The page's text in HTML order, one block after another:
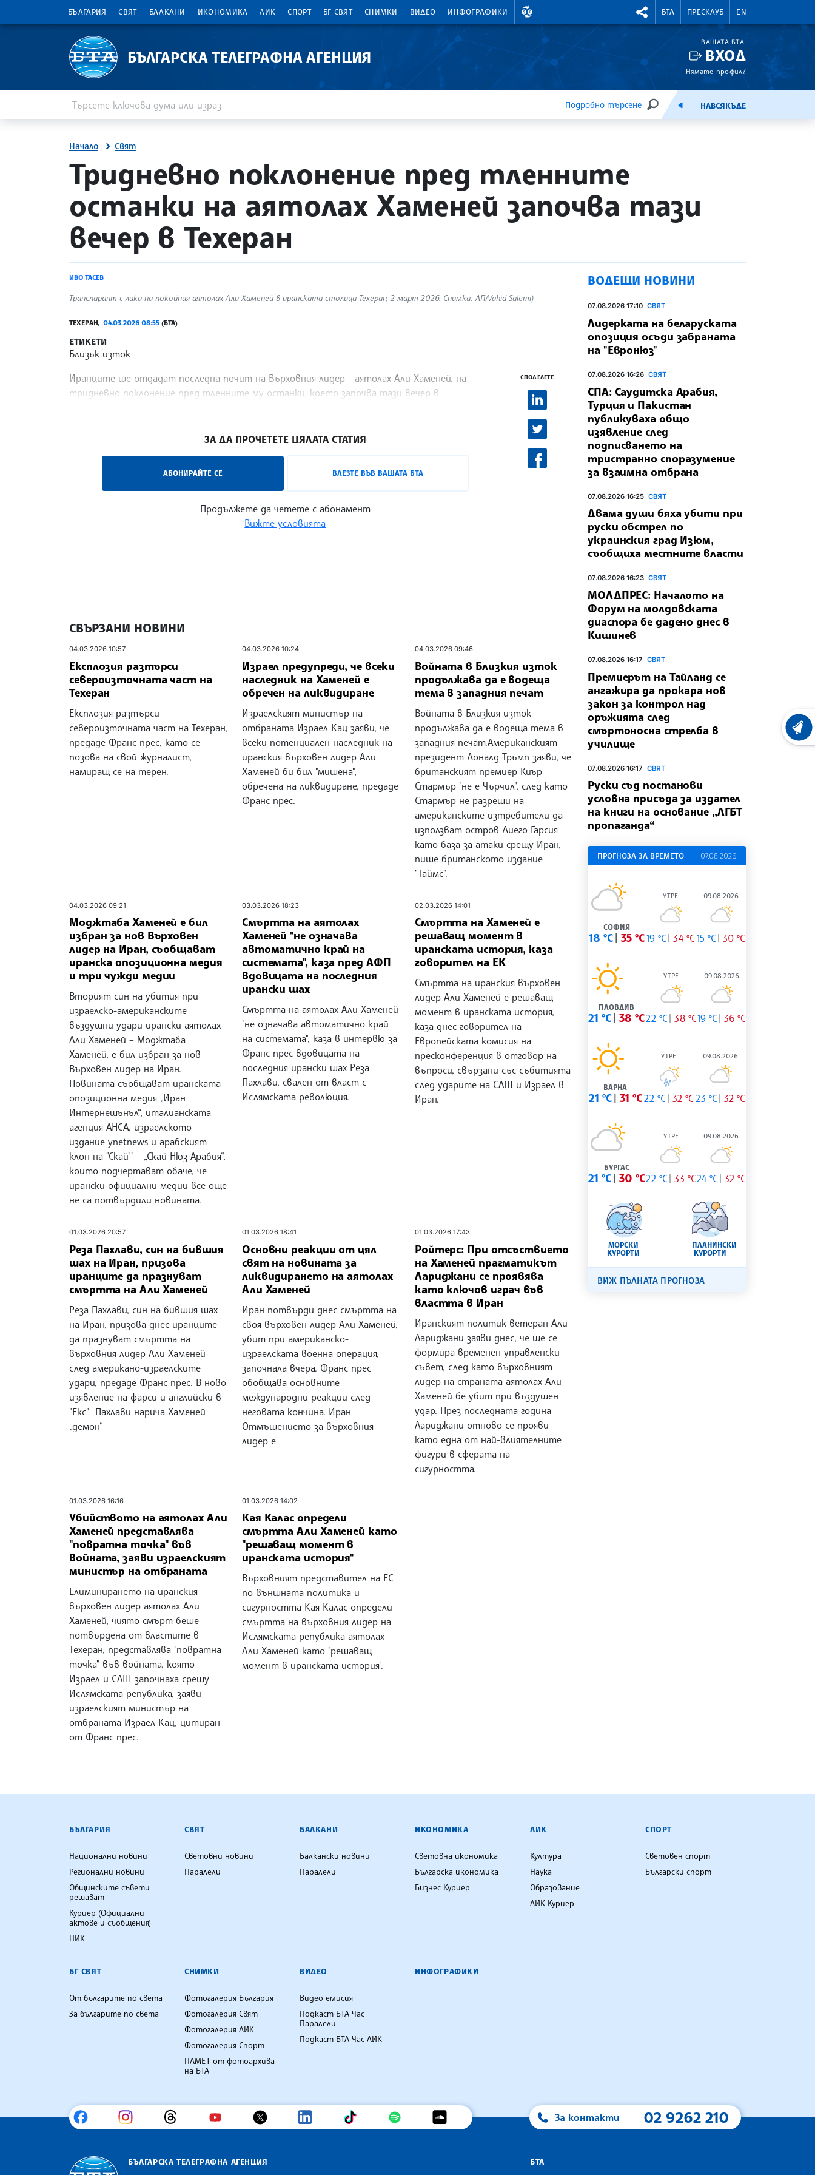
БЪЛГАРИЯ СВЯТ БАЛКАНИ ИКОНОМИКА ЛИК СПОРТ БГ СВЯТ СНИМКИ ВИДЕО ИНФОГРАФИКИ
ВАЛУТНИ КУРСОВЕ RIGHTMENU.SOCIAL
БТА ПРЕСКЛУБ EN
БЪЛГАРСКА ТЕЛЕГРАФНА АГЕНЦИЯ
ВАШАТА БТА
ВХОД
Нямате профил?
Подробно търсене
ТЪРСЕНЕЕМИСИЯНАВСЯКЪДЕ
Начало Свят
site.bta
Тридневно поклонение пред тленните
останки на аятолах Хаменей започва тази
вечер в Техеран
ИВО ТАСЕВ
Транспарант с лика на покойния аятолах Али Хаменей в иранската столица Техеран, 2 март 2026. Снимка: АП/Vahid Salemi)
ТЕХЕРАН, 04.03.2026 08:55 (БТА)
ЕТИКЕТИ
Близък изток
Иранците ще отдадат последна почит на Върховния лидер - аятолах Али Хаменей, на
тридневно поклонение пред тленните му останки, което започва тази вечер в
ЗА ДА ПРОЧЕТЕТЕ ЦЯЛАТА СТАТИЯ
АБОНИРАЙТЕ СЕ ВЛЕЗТЕ ВЪВ ВАШАТА БТА
Продължете да четете с абонамент
Вижте условията
СПОДЕЛЕТЕ
СВЪРЗАНИ НОВИНИ
04.03.2026 10:57
Експлозия разтърси
североизточната част на
Техеран
Експлозия разтърси
североизточната част на Техеран,
предаде Франс прес, като се
позова на свой журналист,
намиращ се на терен.
04.03.2026 10:24
Израел предупреди, че всеки
наследник на Хаменей е
обречен на ликвидиране
Израелският министър на
отбраната Израел Кац заяви, че
всеки потенциален наследник на
иранския върховен лидер Али
Хаменей би бил "мишена",
обречена на ликвидиране, предаде
Франс прес.
04.03.2026 09:46
Войната в Близкия изток
продължава да е водеща
тема в западния печат
Войната в Близкия изток
продължава да е водеща тема в
западния печат.Американският
президент Доналд Тръмп заяви, че
британският премиер Киър
Стармър "не е Чърчил", след като
Стармър не разреши на
американските изтребители да
използват остров Диего Гарсия
като база за атаки срещу Иран,
пише британското издание
"Таймс".
04.03.2026 09:21
Моджтаба Хаменей е бил
избран за нов Върховен
лидер на Иран, съобщават
иранска опозиционна медия
и три чужди медии
Вторият син на убития при
израелско-американските
въздушни удари ирански аятолах
Али Хаменей – Моджтаба
Хаменей, е бил избран за нов
Върховен лидер на Иран.
Новината съобщават иранската
опозиционна медия „Иран
Интернешънъл“, италианската
агенция АНСА, израелското
издание ynetnews и арабският
клон на "Скай"" - „Скай Нюз Арабия“,
които подчертават обаче, че
ирански официални медии все още
не са потвърдили новината.
03.03.2026 18:23
Смъртта на аятолах
Хаменей "не означава
автоматично край на
системата", каза пред АФП
вдовицата на последния
ирански шах
Смъртта на аятолах Али Хаменей
"не означава автоматично край
на системата", каза в интервю за
Франс прес вдовицата на
последния ирански шах Реза
Пахлави, свален от власт с
Ислямската революция.
02.03.2026 14:01
Смъртта на Хаменей е
решаващ момент в
иранската история, каза
говорител на ЕК
Смъртта на иранския върховен
лидер Али Хаменей е решаващ
момент в иранската история,
каза днес говорител на
Европейската комисия на
пресконференция в отговор на
въпроси, свързани със събитията
след ударите на САЩ и Израел в
Иран.
01.03.2026 20:57
Реза Пахлави, син на бившия
шах на Иран, призова
иранците да празнуват
смъртта на Али Хаменей
Реза Пахлави, син на бившия шах
на Иран, призова днес иранците
да празнуват смъртта на
върховния лидер Али Хаменей
след американо-израелските
удари, предаде Франс прес. В ново
изявление на фарси и английски в
"Екс" Пахлави нарича Хаменей
„демон“
01.03.2026 18:41
Основни реакции от цял
свят на новината за
ликвидирането на аятолах
Али Хаменей
Иран потвърди днес смъртта на
своя върховен лидер Али Хаменей,
убит при американско-
израелската военна операция,
започнала вчера. Франс прес
обобщава основните
международни реакции след
неговата кончина. Иран
Отмъщението за върховния
лидер е
01.03.2026 17:43
Ройтерс: При отсъствието
на Хаменей прагматикът
Лариджани се проявява
като ключов играч във
властта в Иран
Иранският политик ветеран Али
Лариджани заяви днес, че ще се
формира временен управленски
съвет, след като върховният
лидер на страната аятолах Али
Хаменей бе убит при въздушен
удар. През последната година
Лариджани отново се прояви
като една от най-влиятелните
фигури в сферата на
сигурността.
01.03.2026 16:16
Убийството на аятолах Али
Хаменей представлява
"повратна точка" във
войната, заяви израелският
министър на отбраната
Елиминирането на иранския
върховен лидер аятолах Али
Хаменей, чиято смърт беше
потвърдена от властите в
Техеран, представлява "повратна
точка" във войната, която
Израел и САЩ започнаха срещу
Ислямската република, заяви
израелският министър на
отбраната Израел Кац, цитиран
от Франс прес.
01.03.2026 14:02
Кая Калас определи
смъртта Али Хаменей като
"решаващ момент в
иранската история"
Върховният представител на ЕС
по външната политика и
сигурността Кая Калас определи
смъртта на върховния лидер на
Ислямската република аятолах
Али Хаменей като "решаващ
момент в иранската история".
ВОДЕЩИ НОВИНИ
07.08.2026 17:10 СВЯТ
Лидерката на беларуската
опозиция осъди забраната
на "Евронюз"
07.08.2026 16:26 СВЯТ
СПА: Саудитска Арабия,
Турция и Пакистан
публикуваха общо
изявление след
подписването на
тристранно споразумение
за взаимна отбрана
07.08.2026 16:25 СВЯТ
Двама души бяха убити при
руски обстрeл по
украинския град Изюм,
съобщиха местните власти
07.08.2026 16:23 СВЯТ
МОЛДПРЕС: Началото на
Форум на молдовската
диаспора бе дадено днес в
Кишинев
07.08.2026 16:17 СВЯТ
Премиерът на Тайланд се
ангажира да прокара нов
закон за контрол над
оръжията след
смъртоносна стрелба в
училище
07.08.2026 16:17 СВЯТ
Руски съд постанови
условна присъда за издател
на книги на основание „ЛГБТ
пропаганда“
ПРОГНОЗА ЗА ВРЕМЕТО 07.08.2026
СОФИЯ
18 °C 35 °C
УТРЕ
19 °C 34 °C
09.08.2026
15 °C 30 °C
ПЛОВДИВ
21 °C 38 °C
УТРЕ
22 °C 38 °C
09.08.2026
19 °C 36 °C
ВАРНА
21 °C 31 °C
УТРЕ
22 °C 32 °C
09.08.2026
23 °C 32 °C
БУРГАС
21 °C 30 °C
УТРЕ
22 °C 33 °C
09.08.2026
24 °C 32 °C
МОРСКИ
КУРОРТИ
ПЛАНИНСКИ
КУРОРТИ
ВИЖ ПЪЛНАТА ПРОГНОЗА
БЪЛГАРСКА ТЕЛЕГРАФНА АГЕНЦИЯ
БЪЛГАРИЯ
Национални новини
Регионални новини
Общинските съвети
решават
Куриер (Официални
актове и съобщения)
ЦИК
СВЯТ
Световни новини
Паралели
БАЛКАНИ
Балкански новини
Паралели
ИКОНОМИКА
Световна икономика
Българска икономика
Бизнес Куриер
ЛИК
Култура
Наука
Образование
ЛИК Куриер
СПОРТ
Световен спорт
Български спорт
БГ СВЯТ
От българите по света
За българите по света
СНИМКИ
Фотогалерия България
Фотогалерия Свят
Фотогалерия ЛИК
Фотогалерия Спорт
ПАМЕТ от фотоархива
на БТА
ВИДЕО
Видео емисия
Подкаст БТА Час
Паралели
Подкаст БТА Час ЛИК
ИНФОГРАФИКИ
За контакти 02 9262 210
БЪЛГАРСКА ТЕЛЕГРАФНА АГЕНЦИЯ
БТА